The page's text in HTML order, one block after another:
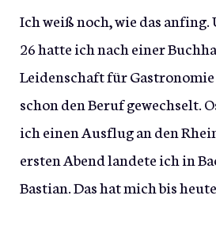
Ich weiß noch, wie das
26 hatte ich nach einer
Leidenschaft für
schon den Beruf gewechselt.
ich einen Ausflug an den
ersten Abend landete ich in
Bastian. Das hat mich bis